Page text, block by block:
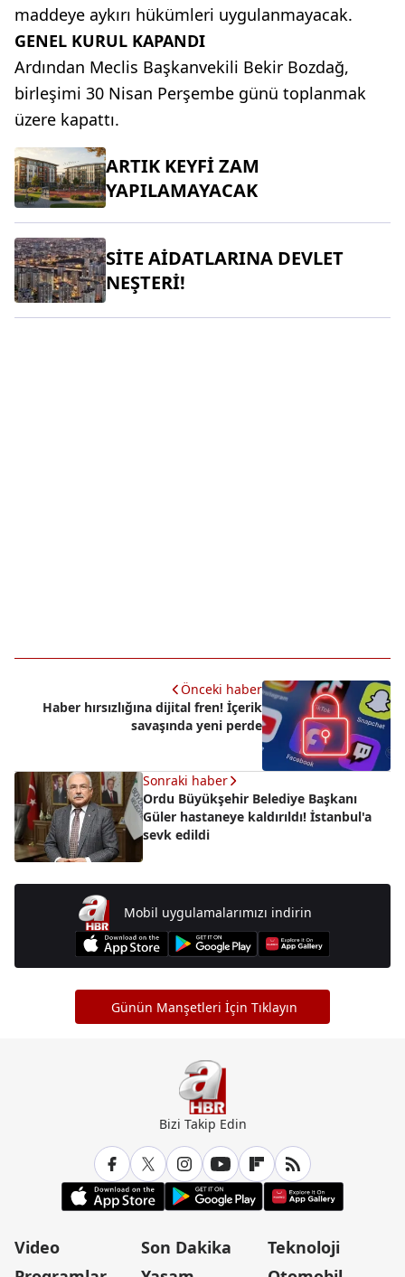
maddeye aykırı hükümleri uygulanmayacak.
GENEL KURUL KAPANDI
Ardından Meclis Başkanvekili Bekir Bozdağ,
birleşimi 30 Nisan Perşembe günü toplanmak
üzere kapattı.
ARTIK KEYFİ ZAM
YAPILAMAYACAK
SİTE AİDATLARINA DEVLET
NEŞTERİ!
Önceki haber
Haber hırsızlığına dijital fren! İçerik
savaşında yeni perde
Sonraki haber
Ordu Büyükşehir Belediye Başkanı
Güler hastaneye kaldırıldı! İstanbul'a
sevk edildi
Mobil uygulamalarımızı indirin
Günün Manşetleri İçin Tıklayın
Bizi Takip Edin
Video
Son Dakika
Teknoloji